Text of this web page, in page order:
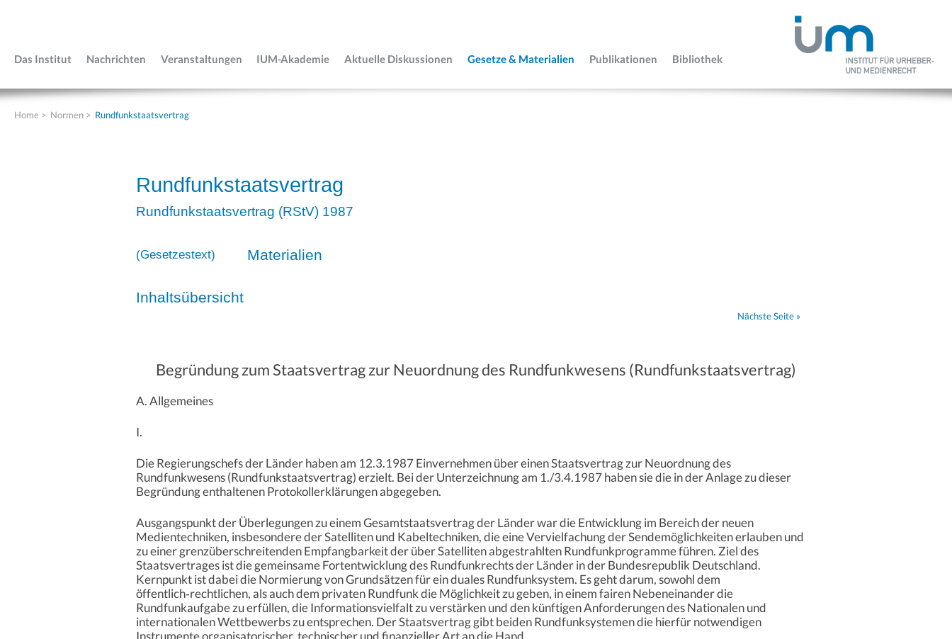
Das Institut Nachrichten Veranstaltungen IUM-Akademie Aktuelle Diskussionen Gesetze & Materialien Publikationen Bibliothek
Home > Normen > Rundfunkstaatsvertrag
Rundfunkstaatsvertrag
Rundfunkstaatsvertrag (RStV) 1987
Materialien
(Gesetzestext)
Inhaltsübersicht
Nächste Seite »
Begründung zum Staatsvertrag zur Neuordnung des Rundfunkwesens (Rundfunkstaatsvertrag)
A. Allgemeines
I.
Die Regierungschefs der Länder haben am 12.3.1987 Einvernehmen über einen Staatsvertrag zur Neuordnung des
Rundfunkwesens (Rundfunkstaatsvertrag) erzielt. Bei der Unterzeichnung am 1./3.4.1987 haben sie die in der Anlage zu dieser
Begründung enthaltenen Protokollerklärungen abgegeben.
Ausgangspunkt der Überlegungen zu einem Gesamtstaatsvertrag der Länder war die Entwicklung im Bereich der neuen
Medientechniken, insbesondere der Satelliten und Kabeltechniken, die eine Vervielfachung der Sendemöglichkeiten erlauben und
zu einer grenzüberschreitenden Empfangbarkeit der über Satelliten abgestrahlten Rundfunkprogramme führen. Ziel des
Staatsvertrages ist die gemeinsame Fortentwicklung des Rundfunkrechts der Länder in der Bundesrepublik Deutschland.
Kernpunkt ist dabei die Normierung von Grundsätzen für ein duales Rundfunksystem. Es geht darum, sowohl dem
öffentlich‑rechtlichen, als auch dem privaten Rundfunk die Möglichkeit zu geben, in einem fairen Nebeneinander die
Rundfunkaufgabe zu erfüllen, die Informationsvielfalt zu verstärken und den künftigen Anforderungen des Nationalen und
internationalen Wettbewerbs zu entsprechen. Der Staatsvertrag gibt beiden Rundfunksystemen die hierfür notwendigen
Instrumente organisatorischer, technischer und finanzieller Art an die Hand.